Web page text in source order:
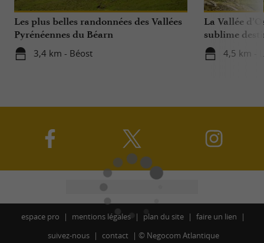
Les plus belles randonnées des Vallées
Pyrénéennes du Béarn
3,4 km - Béost
La Vallée
sublime
avec ses
4,5 km -
espace pro mentions légales plan du site
faire un lien
suivez-nous
contact © Negocom Atlantique